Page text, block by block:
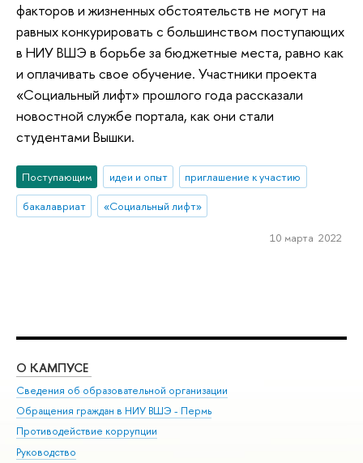
факторов и жизненных обстоятельств не могут на
равных конкурировать с большинством поступающих
в НИУ ВШЭ в борьбе за бюджетные места, равно как
и оплачивать свое обучение. Участники проекта
«Социальный лифт» прошлого года рассказали
новостной службе портала, как они стали
студентами Вышки.
Поступающим идеи и опыт
приглашение к участию
бакалавриат
«Социальный лифт»
10 марта 2022
О КАМПУСЕ
Сведения об образовательной организации
Обращения граждан в НИУ ВШЭ - Пермь
Противодействие коррупции
Руководство